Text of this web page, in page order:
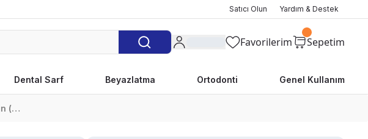
Satıcı Olun Yardım & Destek
Favorilerim Sepetim
Dental Sarf Beyazlatma Ortodonti Genel Kullanım
Pegelak L3183 4/0 18 3/8 Keskin (▼) 75Cm Pgla Emilebilir Sütür 12 Adet